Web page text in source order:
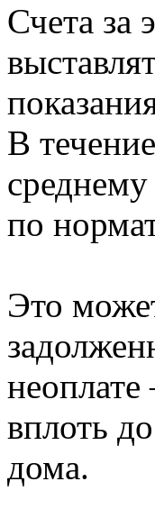
Счета за
В
по
Это
вплоть
дома.